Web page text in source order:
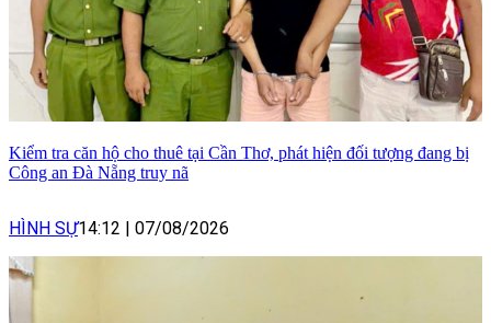
Kiểm tra căn hộ cho thuê tại Cần Thơ, phát hiện đối tượng đang bị
Công an Đà Nẵng truy nã
HÌNH SỰ14:12 | 07/08/2026